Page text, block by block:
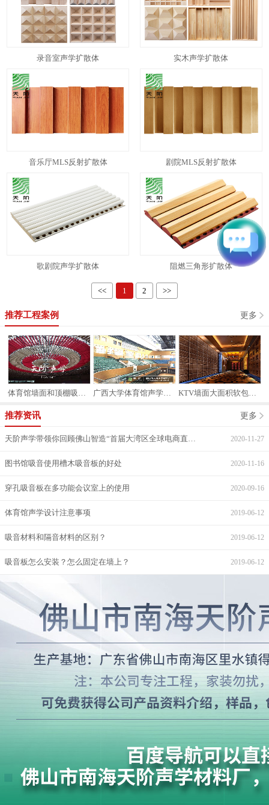
录音室声学扩散体 实木声学扩散体
音乐厅MLS反射扩散体 剧院MLS反射扩散体
歌剧院声学扩散体 阻燃三角形扩散体
<< 1 2 >>
推荐工程案例 更多
推荐资讯 更多
2020-11-27
图书馆吸音使用槽木吸音板的好处 2020-11-16
穿孔吸音板在多功能会议室上的使用 2020-09-16
体育馆声学设计注意事项 2019-06-12
吸音材料和隔音材料的区别？ 2019-06-12
吸音板怎么安装？怎么固定在墙上？ 2019-06-12